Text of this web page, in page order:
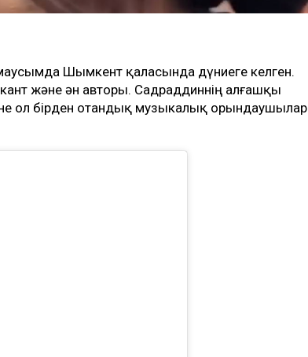
Шымкент қаласында дүниеге келген.
және ән авторы. Садраддиннің алғашқы
ол бірден отандық музыкалық орындаушылар